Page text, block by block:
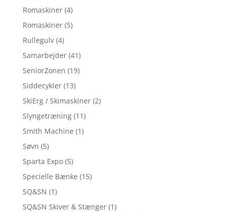
Romaskiner (4)
Romaskiner (5)
Rullegulv (4)
Samarbejder (41)
SeniorZonen (19)
Siddecykler (13)
SkiErg / Skimaskiner (2)
Slyngetræning (11)
Smith Machine (1)
Søvn (5)
Sparta Expo (5)
Specielle Bænke (15)
SQ&SN (1)
SQ&SN Skiver & Stænger (1)